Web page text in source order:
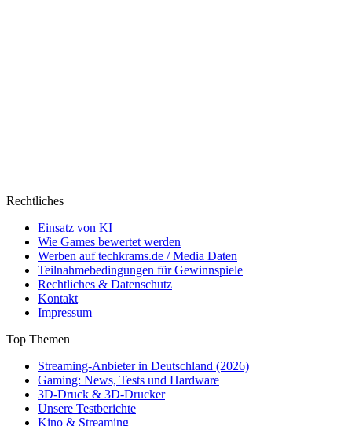
Rechtliches
Einsatz von KI
Wie Games bewertet werden
Werben auf techkrams.de / Media Daten
Teilnahmebedingungen für Gewinnspiele
Rechtliches & Datenschutz
Kontakt
Impressum
Top Themen
Streaming-Anbieter in Deutschland (2026)
Gaming: News, Tests und Hardware
3D-Druck & 3D-Drucker
Unsere Testberichte
Kino & Streaming